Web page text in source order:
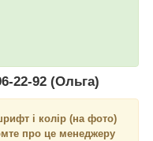
22-92 (Ольга)
і колір (на фото)
про це менеджеру